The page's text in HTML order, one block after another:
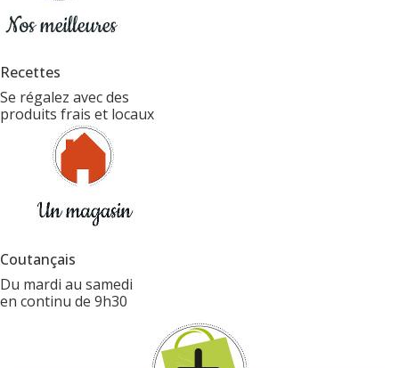
Recettes
Se régalez avec des
produits frais et locaux
Coutançais
Du mardi au samedi
en continu de 9h30